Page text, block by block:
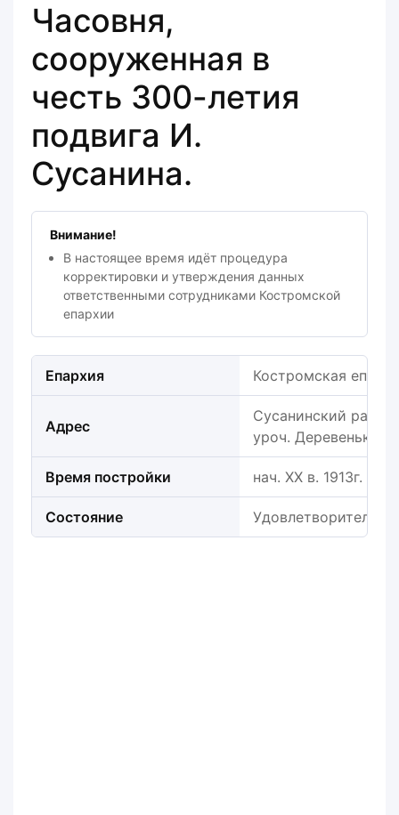
Часовня,
сооруженная в
честь 300-летия
подвига И.
Сусанина.
Внимание!
В настоящее время идёт процедура
корректировки и утверждения данных
ответственными сотрудниками Костромской
епархии
Епархия Костромская
Адрес
Сусанинский
уроч. Деревеньки ,
Время постройки нач. XX в. 1913г.
Состояние